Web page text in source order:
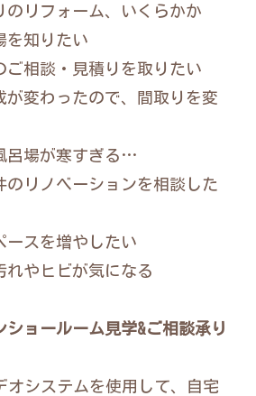
リフォーム、いくらかか
を知りたい
相談・見積りを取りたい
変わったので、間取りを変
場が寒すぎる…
リノベーションを相談した
スを増やしたい
やヒビが気になる
ョールーム見学&ご相談承り
オシステムを使用して、自宅